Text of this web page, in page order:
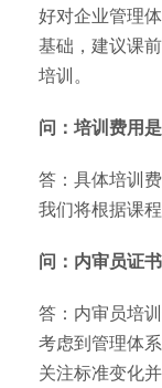
好对企业管理
基础，建议课
培训。
问：培训费用
答：具体培训
我们将根据课
问：内审员证
答：内审员培
考虑到管理体
关注标准变化